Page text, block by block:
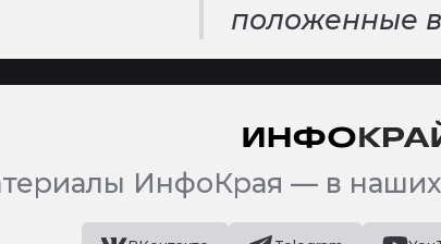
положенные
ИнфоКрая — в наших